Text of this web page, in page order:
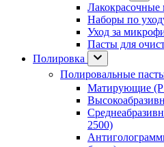
Лакокрасочные
Наборы по
Уход за
Пасты для
Полировка
Полировальные
Матирующие
2500)